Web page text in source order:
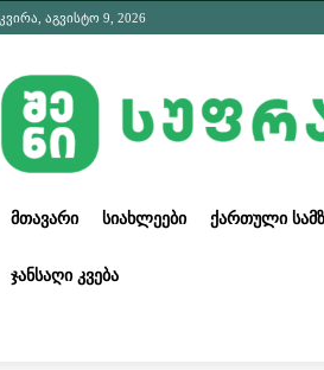
კვირა, აგვისტო 9, 2026
ᲛᲗᲐᲕᲐᲠᲘ ᲡᲘᲐᲮᲚᲔᲔᲑᲘ ᲥᲐᲠᲗᲣᲚᲘ
ᲯᲐᲜᲡᲐᲦᲘ ᲙᲕᲔᲑᲐ